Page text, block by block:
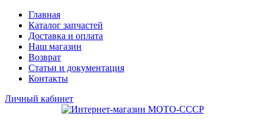
Главная
Каталог запчастей
Доставка и оплата
Наш магазин
Возврат
Статьи и документация
Контакты
Личный кабинет